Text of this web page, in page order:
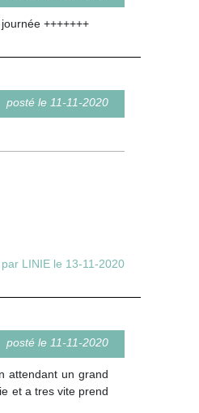
+++++++
posté le 11-11-2020
LINIE le 13-11-2020
posté le 11-11-2020
attendant un grand
et a tres vite prend